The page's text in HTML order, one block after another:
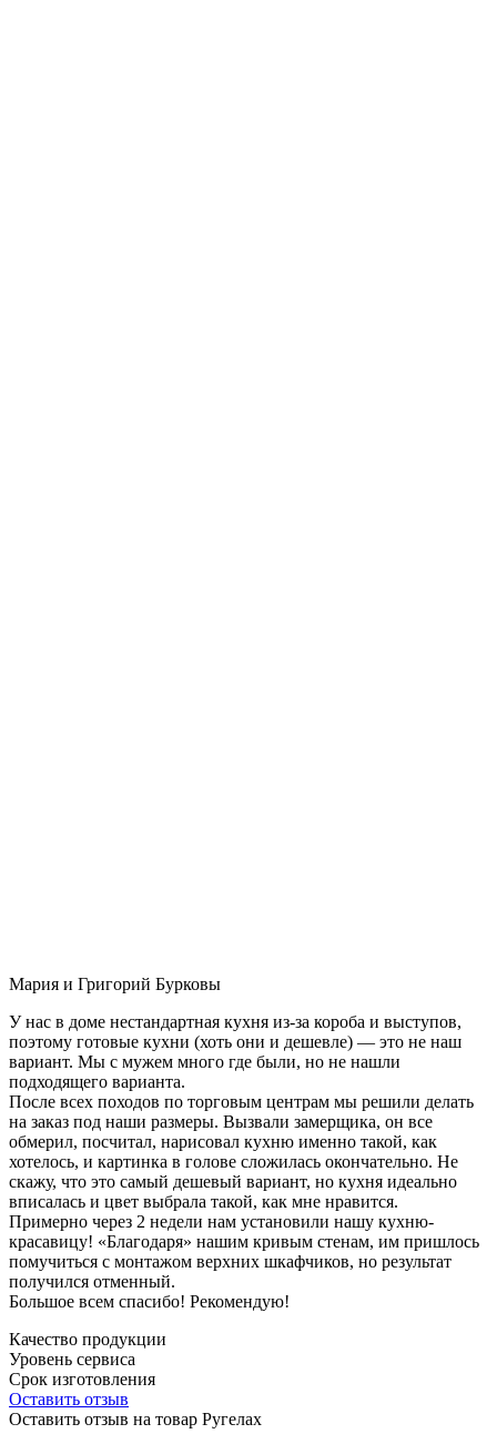
Мария и Григорий Бурковы
У нас в доме нестандартная кухня из-за короба и выступов,
поэтому готовые кухни (хоть они и дешевле) — это не наш
вариант. Мы с мужем много где были, но не нашли
подходящего варианта.
После всех походов по торговым центрам мы решили делать
на заказ под наши размеры. Вызвали замерщика, он все
обмерил, посчитал, нарисовал кухню именно такой, как
хотелось, и картинка в голове сложилась окончательно. Не
скажу, что это самый дешевый вариант, но кухня идеально
вписалась и цвет выбрала такой, как мне нравится.
Примерно через 2 недели нам установили нашу кухню-
красавицу! «Благодаря» нашим кривым стенам, им пришлось
помучиться с монтажом верхних шкафчиков, но результат
получился отменный.
Большое всем спасибо! Рекомендую!
Качество продукции
Уровень сервиса
Срок изготовления
Оставить отзыв
Оставить отзыв на товар Ругелах